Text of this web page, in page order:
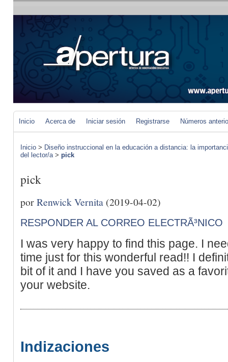
Inicio Acerca de Iniciar sesión Registrarse Números
Inicio > Diseño instruccional en la educación a distancia: la
del lector/a> pick
pick
porRenwick Vernita (2019-04-02)
RESPONDER AL CORREO ELECTRÃ³NICO
I was very happy to find this page. I
time just for this wonderful read!! I
bit of it and I have you saved as a
your website.
Indizaciones